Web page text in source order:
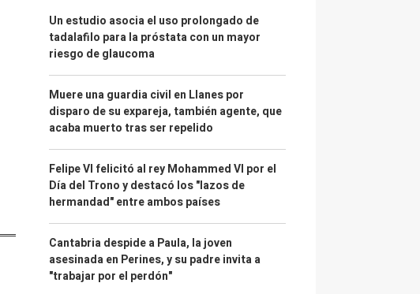
Un estudio asocia el uso prolongado de
tadalafilo para la próstata con un mayor
riesgo de glaucoma
Muere una guardia civil en Llanes por
disparo de su expareja, también agente, que
acaba muerto tras ser repelido
Felipe VI felicitó al rey Mohammed VI por el
Día del Trono y destacó los "lazos de
hermandad" entre ambos países
Cantabria despide a Paula, la joven
asesinada en Perines, y su padre invita a
"trabajar por el perdón"